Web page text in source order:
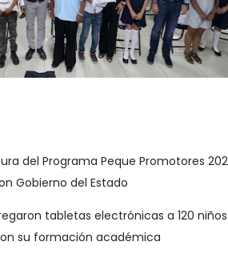
del Programa Peque Promotores
Gobierno del Estado
tabletas electrónicas a 120
su formación académica